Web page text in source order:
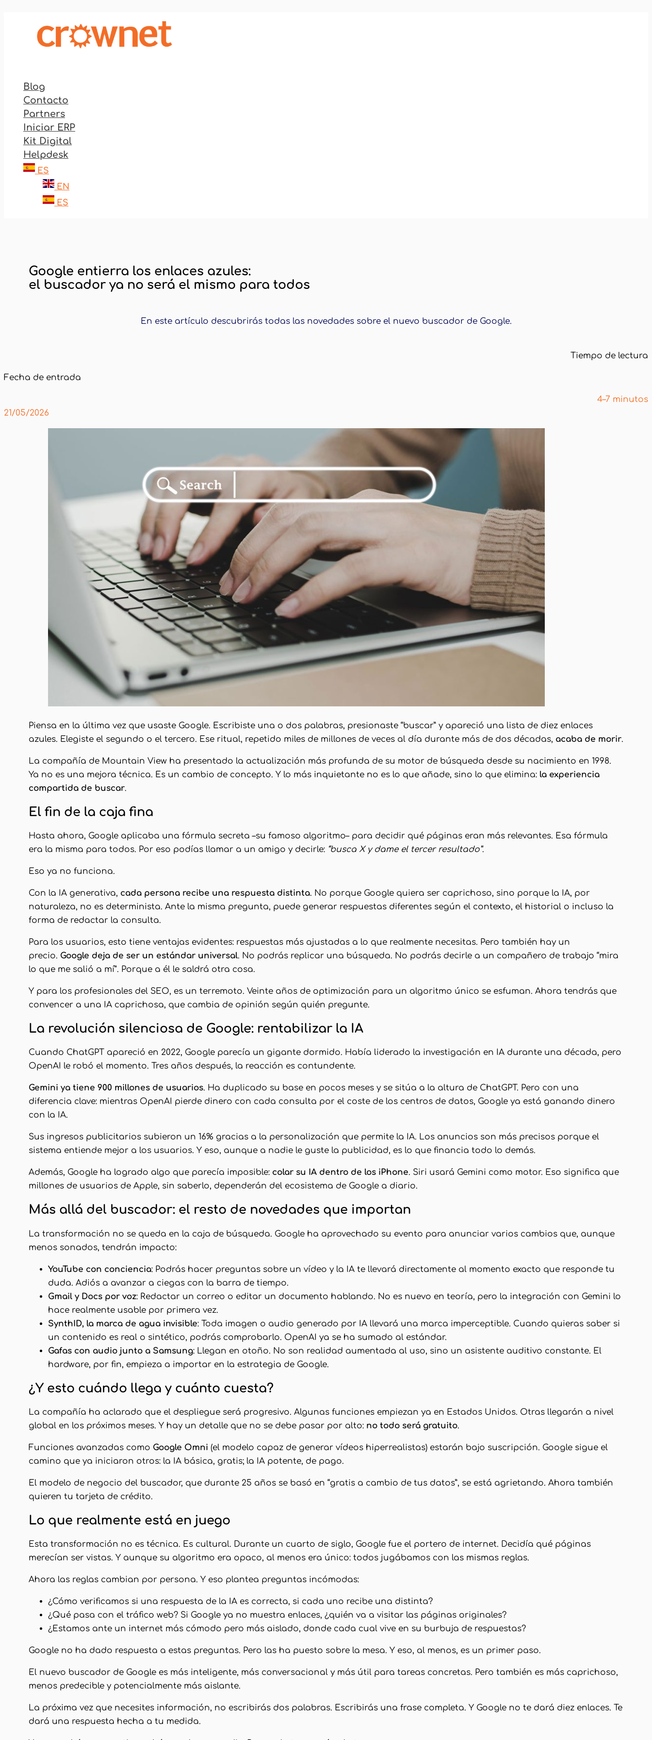
contenido
Blog
Contacto
Partners
Iniciar ERP
Kit Digital
Helpdesk
ES
EN
ES
Google entierra los enlaces azules:
el buscador ya no será el mismo para todos
En este artículo descubrirás todas las novedades sobre el nuevo buscador de Google.
Tiempo de lectura
Fecha de entrada
4–7 minutos
21/05/2026
Piensa en la última vez que usaste Google. Escribiste una o dos palabras, presionaste “buscar” y apareció una lista de diez enlaces
azules. Elegiste el segundo o el tercero. Ese ritual, repetido miles de millones de veces al día durante más de dos décadas, acaba de morir.
La compañía de Mountain View ha presentado la actualización más profunda de su motor de búsqueda desde su nacimiento en 1998.
Ya no es una mejora técnica. Es un cambio de concepto. Y lo más inquietante no es lo que añade, sino lo que elimina: la experiencia
compartida de buscar.
El fin de la caja fina
Hasta ahora, Google aplicaba una fórmula secreta –su famoso algoritmo– para decidir qué páginas eran más relevantes. Esa fórmula
era la misma para todos. Por eso podías llamar a un amigo y decirle: “busca X y dame el tercer resultado”.
Eso ya no funciona.
Con la IA generativa, cada persona recibe una respuesta distinta. No porque Google quiera ser caprichoso, sino porque la IA, por
naturaleza, no es determinista. Ante la misma pregunta, puede generar respuestas diferentes según el contexto, el historial o incluso la
forma de redactar la consulta.
Para los usuarios, esto tiene ventajas evidentes: respuestas más ajustadas a lo que realmente necesitas. Pero también hay un
precio. Google deja de ser un estándar universal. No podrás replicar una búsqueda. No podrás decirle a un compañero de trabajo “mira
lo que me salió a mí”. Porque a él le saldrá otra cosa.
Y para los profesionales del SEO, es un terremoto. Veinte años de optimización para un algoritmo único se esfuman. Ahora tendrás que
convencer a una IA caprichosa, que cambia de opinión según quién pregunte.
La revolución silenciosa de Google: rentabilizar la IA
Cuando ChatGPT apareció en 2022, Google parecía un gigante dormido. Había liderado la investigación en IA durante una década, pero
OpenAI le robó el momento. Tres años después, la reacción es contundente.
Gemini ya tiene 900 millones de usuarios. Ha duplicado su base en pocos meses y se sitúa a la altura de ChatGPT. Pero con una
diferencia clave: mientras OpenAI pierde dinero con cada consulta por el coste de los centros de datos, Google ya está ganando dinero
con la IA.
Sus ingresos publicitarios subieron un 16% gracias a la personalización que permite la IA. Los anuncios son más precisos porque el
sistema entiende mejor a los usuarios. Y eso, aunque a nadie le guste la publicidad, es lo que financia todo lo demás.
Además, Google ha logrado algo que parecía imposible: colar su IA dentro de los iPhone. Siri usará Gemini como motor. Eso significa que
millones de usuarios de Apple, sin saberlo, dependerán del ecosistema de Google a diario.
Más allá del buscador: el resto de novedades que importan
La transformación no se queda en la caja de búsqueda. Google ha aprovechado su evento para anunciar varios cambios que, aunque
menos sonados, tendrán impacto:
YouTube con conciencia: Podrás hacer preguntas sobre un vídeo y la IA te llevará directamente al momento exacto que responde tu
duda. Adiós a avanzar a ciegas con la barra de tiempo.
Gmail y Docs por voz: Redactar un correo o editar un documento hablando. No es nuevo en teoría, pero la integración con Gemini lo
hace realmente usable por primera vez.
SynthID, la marca de agua invisible: Toda imagen o audio generado por IA llevará una marca imperceptible. Cuando quieras saber si
un contenido es real o sintético, podrás comprobarlo. OpenAI ya se ha sumado al estándar.
Gafas con audio junto a Samsung: Llegan en otoño. No son realidad aumentada al uso, sino un asistente auditivo constante. El
hardware, por fin, empieza a importar en la estrategia de Google.
¿Y esto cuándo llega y cuánto cuesta?
La compañía ha aclarado que el despliegue será progresivo. Algunas funciones empiezan ya en Estados Unidos. Otras llegarán a nivel
global en los próximos meses. Y hay un detalle que no se debe pasar por alto: no todo será gratuito.
Funciones avanzadas como Google Omni (el modelo capaz de generar vídeos hiperrealistas) estarán bajo suscripción. Google sigue el
camino que ya iniciaron otros: la IA básica, gratis; la IA potente, de pago.
El modelo de negocio del buscador, que durante 25 años se basó en “gratis a cambio de tus datos”, se está agrietando. Ahora también
quieren tu tarjeta de crédito.
Lo que realmente está en juego
Esta transformación no es técnica. Es cultural. Durante un cuarto de siglo, Google fue el portero de internet. Decidía qué páginas
merecían ser vistas. Y aunque su algoritmo era opaco, al menos era único: todos jugábamos con las mismas reglas.
Ahora las reglas cambian por persona. Y eso plantea preguntas incómodas:
¿Cómo verificamos si una respuesta de la IA es correcta, si cada uno recibe una distinta?
¿Qué pasa con el tráfico web? Si Google ya no muestra enlaces, ¿quién va a visitar las páginas originales?
¿Estamos ante un internet más cómodo pero más aislado, donde cada cual vive en su burbuja de respuestas?
Google no ha dado respuesta a estas preguntas. Pero las ha puesto sobre la mesa. Y eso, al menos, es un primer paso.
El nuevo buscador de Google es más inteligente, más conversacional y más útil para tareas concretas. Pero también es más caprichoso,
menos predecible y potencialmente más aislante.
La próxima vez que necesites información, no escribirás dos palabras. Escribirás una frase completa. Y Google no te dará diez enlaces. Te
dará una respuesta hecha a tu medida.